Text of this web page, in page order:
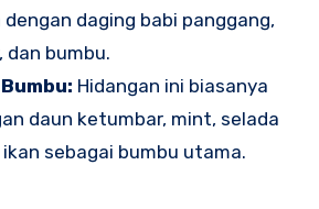
daging babi panggang,
dan bumbu.
Hidangan ini biasanya
daun ketumbar, mint, selada
sebagai bumbu utama.